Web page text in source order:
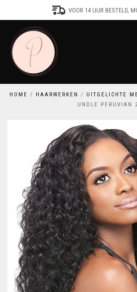
VOOR 14 UUR BESTELD,
HOME / HAARWERKEN / UITGELICHTE
UNDLE PERUVIAN